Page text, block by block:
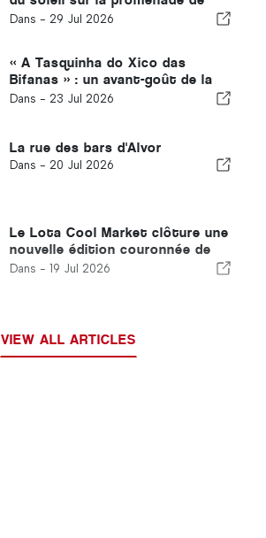
Carvoeiro
Dans - 29 Jul 2026
« A Tasquinha do Xico das
Bifanas » : un avant-goût de la
tradition au marché d'Armação
Dans - 23 Jul 2026
La rue des bars d'Alvor
Dans - 20 Jul 2026
Le Lota Cool Market clôture une
nouvelle édition couronnée de
succès à Portimão
Dans - 19 Jul 2026
VIEW ALL ARTICLES